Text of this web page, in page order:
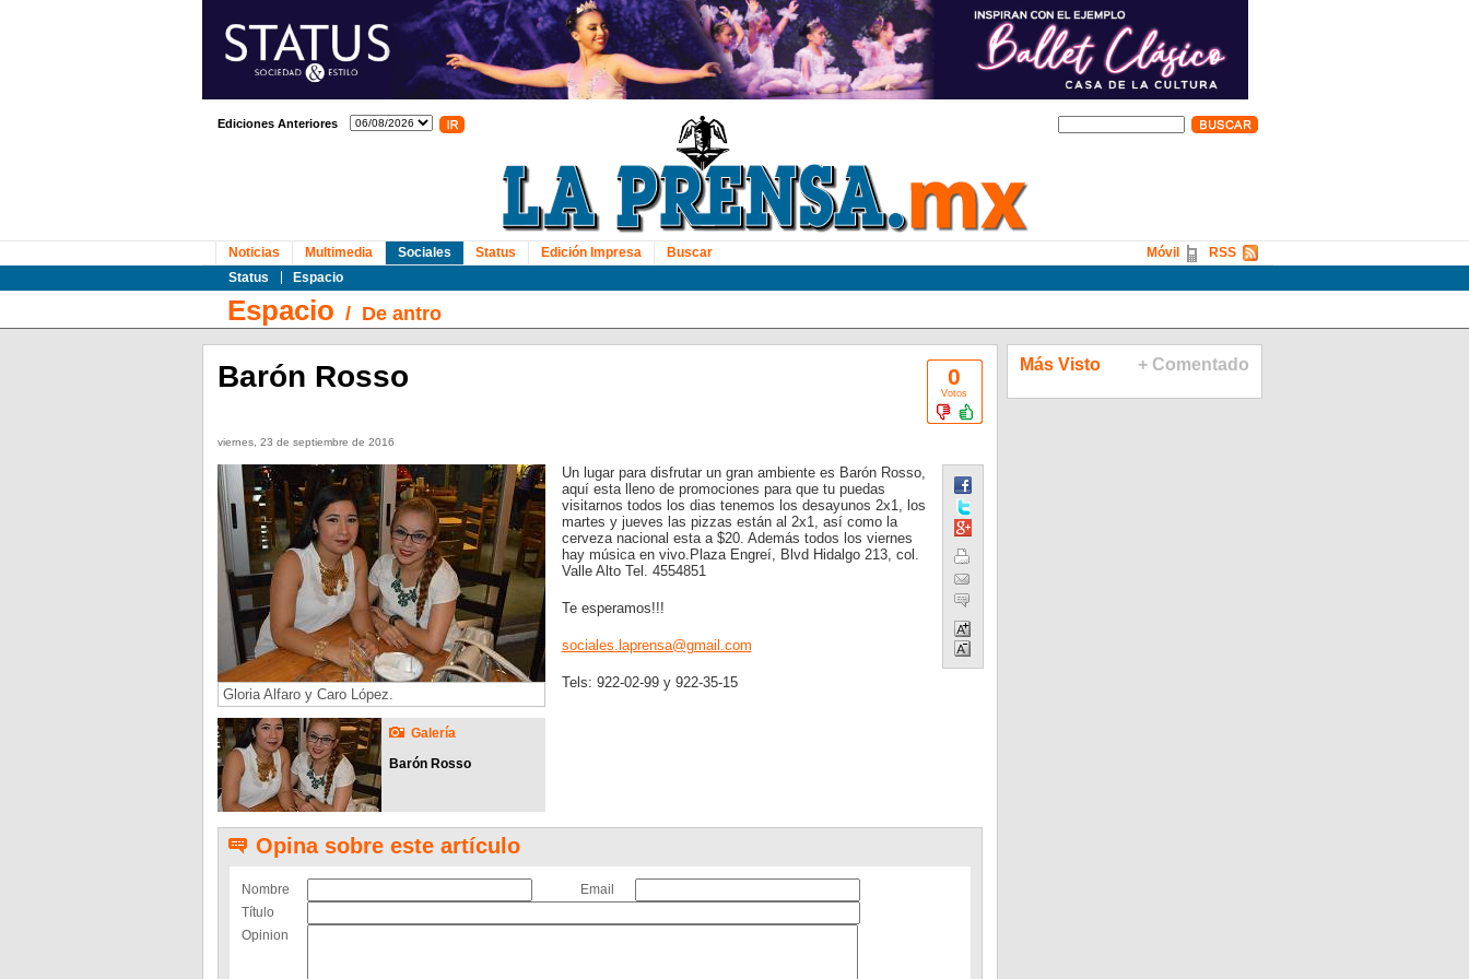
Ediciones Anteriores
Noticias Multimedia
Sociales
Status
Espacio
Status Edición Impresa Buscar RSS
Móvil
Espacio / De antro
0
Votos
Barón Rosso
viernes, 23 de septiembre de 2016
Gloria Alfaro y Caro López.
Un lugar para disfrutar un gran ambiente es Barón Rosso,
aquí esta lleno de promociones para que tu puedas
visitarnos todos los dias tenemos los desayunos 2x1, los
martes y jueves las pizzas están al 2x1, así como la
cerveza nacional esta a $20. Además todos los viernes
hay música en vivo.Plaza Engreí, Blvd Hidalgo 213, col.
Valle Alto Tel. 4554851
Te esperamos!!!
sociales.laprensa@gmail.com
Tels: 922-02-99 y 922-35-15
Galería
Barón Rosso
Opina sobre este artículo
Nombre
Email
Título
Opinion
Más Visto + Comentado